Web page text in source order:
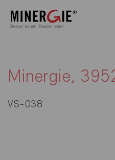
Minergie,
VS-038